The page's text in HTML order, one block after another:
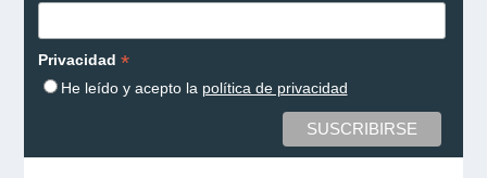
Privacidad *
He leído y acepto la política de privacidad